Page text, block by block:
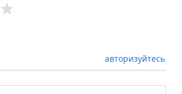
авторизуйтесь